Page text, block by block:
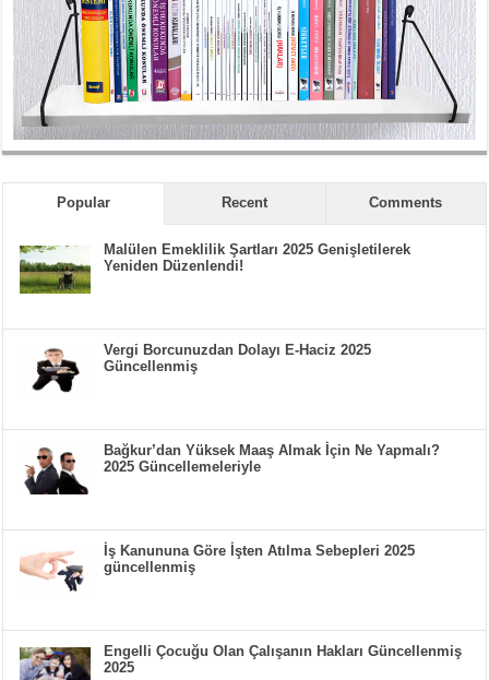
Popular Recent Comments
Malülen Emeklilik Şartları 2025 Genişletilerek
Yeniden Düzenlendi!
Vergi Borcunuzdan Dolayı E-Haciz 2025
Güncellenmiş
Bağkur’dan Yüksek Maaş Almak İçin Ne Yapmalı?
2025 Güncellemeleriyle
İş Kanununa Göre İşten Atılma Sebepleri 2025
güncellenmiş
Engelli Çocuğu Olan Çalışanın Hakları Güncellenmiş
2025